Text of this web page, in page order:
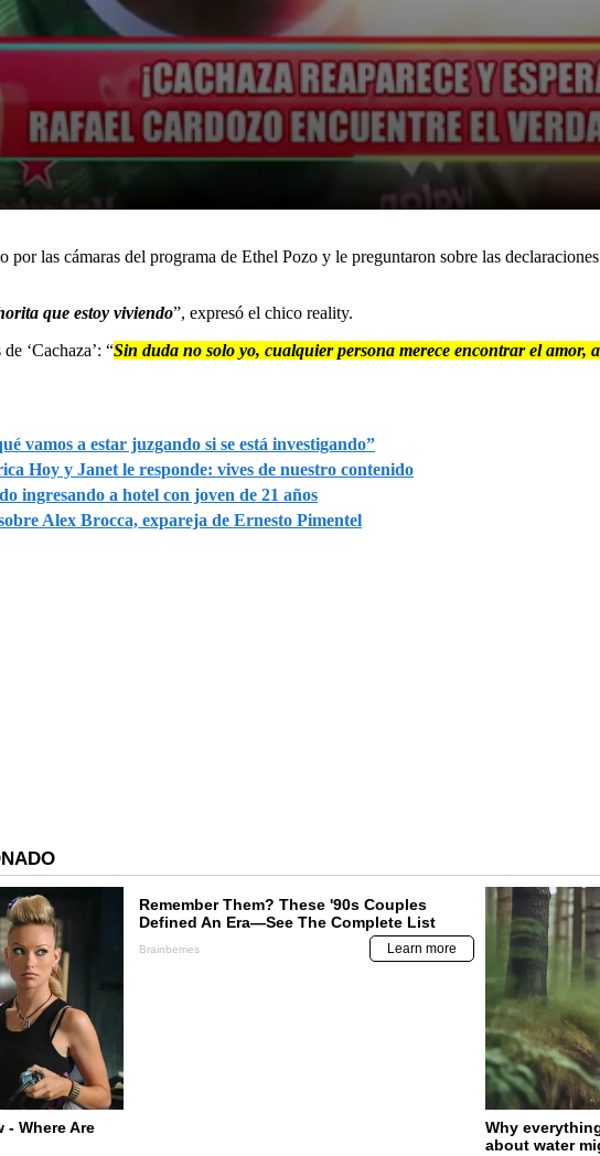
las cámaras del programa de Ethel Pozo y le preguntaron sobre las
que estoy viviendo”, expresó el chico reality.
‘Cachaza’: “Sin duda no solo yo, cualquier persona merece encontrar el amor,
vamos a estar juzgando si se está investigando”
Hoy y Janet le responde: vives de nuestro contenido
ingresando a hotel con joven de 21 años
Alex Brocca, expareja de Ernesto Pimentel